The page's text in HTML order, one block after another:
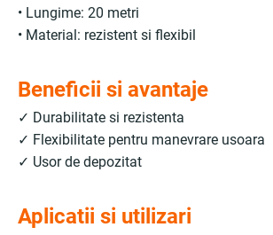
• Lungime: 20 metri
• Material: rezistent si flexibil
Beneficii si avantaje
✓ Durabilitate si rezistenta
✓ Flexibilitate pentru manevrare usoara
✓ Usor de depozitat
Aplicatii si utilizari